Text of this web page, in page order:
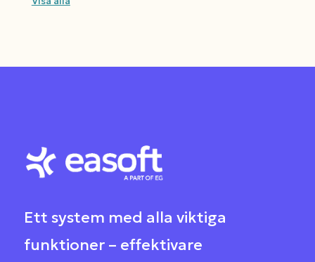
Ett system med alla viktiga
funktioner – effektivare